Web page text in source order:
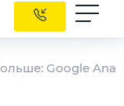
Google